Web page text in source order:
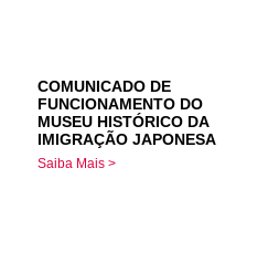
COMUNICADO DE
FUNCIONAMENTO DO
MUSEU HISTÓRICO DA
IMIGRAÇÃO JAPONESA
Saiba Mais >